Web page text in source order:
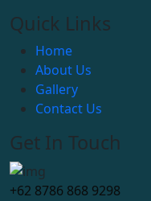
Quick Links
Home
About Us
Gallery
Contact Us
Get In Touch
+62 8786 868 9298